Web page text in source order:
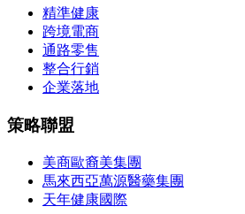
精準健康
跨境電商
通路零售
整合行銷
企業落地
策略聯盟
美商歐裔美集團
馬來西亞萬源醫藥集團
天年健康國際